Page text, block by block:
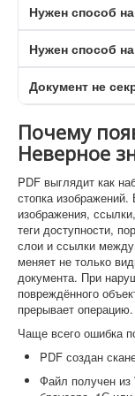
Нужен способ
Нужен способ
Документ не
Почему
Неверное
PDF выглядит как
стопка
изображения,
теги доступности,
слои и ссылки
меняет не только
документа. При
повреждённого
прерывает операцию.
Чаще всего ошибка
PDF создан
Файл получен из